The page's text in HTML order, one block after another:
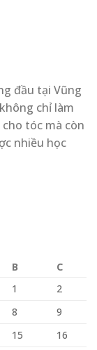
đầu tại Vũng
chỉ làm
tóc mà còn
nhiều học
B
C
1
2
8
9
15
16